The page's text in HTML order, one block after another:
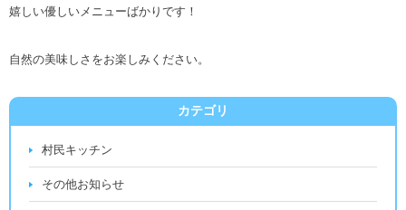
嬉しい優しいメニューばかりです！
自然の美味しさをお楽しみください。
カテゴリ
村民キッチン
その他お知らせ